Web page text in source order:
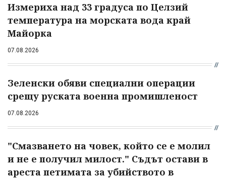
Измериха над 33 градуса по Целзий
температура на морската вода край
Майорка
07.08.2026
Зеленски обяви специални операции
срещу руската военна промишленост
07.08.2026
"Смазването на човек, който се е молил
и не е получил милост." Съдът остави в
ареста петимата за убийството в